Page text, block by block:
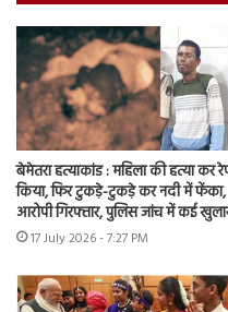
बेमेतरा हत्याकांड : महिला की हत्या कर
किया, फिर टुकड़े-टुकड़े कर नदी में फेंका,
आरोपी गिरफ्तार, पुलिस जांच में कई
17 July 2026 - 7:27 PM